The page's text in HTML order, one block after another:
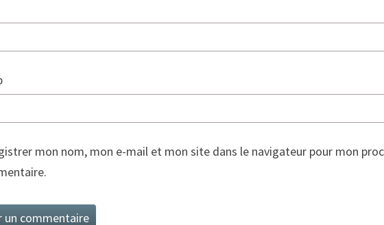
mon nom, mon e-mail et mon site dans le navigateur pour mon